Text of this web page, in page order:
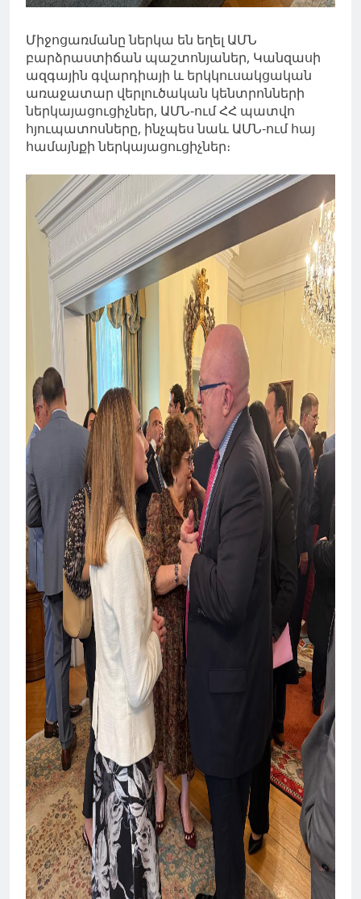
Միջոցառմանը ներկա են եղել ԱՄՆ
բարձրաստիճան պաշտոնյաներ, Կանզասի
ազգային գվարդիայի և երկկուսակցական
առաջատար վերլուծական կենտրոնների
ներկայացուցիչներ, ԱՄՆ-ում ՀՀ պատվո
հյուպատոսները, ինչպես նաև ԱՄՆ-ում հայ
համայնքի ներկայացուցիչներ։